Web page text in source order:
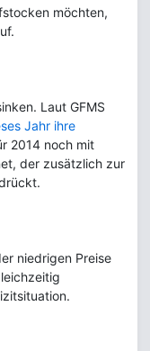
möchten,
Laut GFMS
Jahr ihre
2014 noch mit
der zusätzlich zur
niedrigen Preise